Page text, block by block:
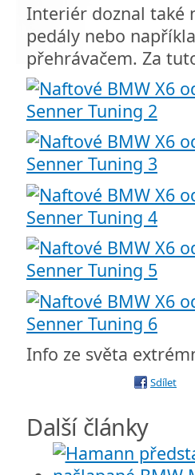
Interiér doznal také
pedály nebo
přehrávačem. Za
Info ze světa
Sdílet
Další články